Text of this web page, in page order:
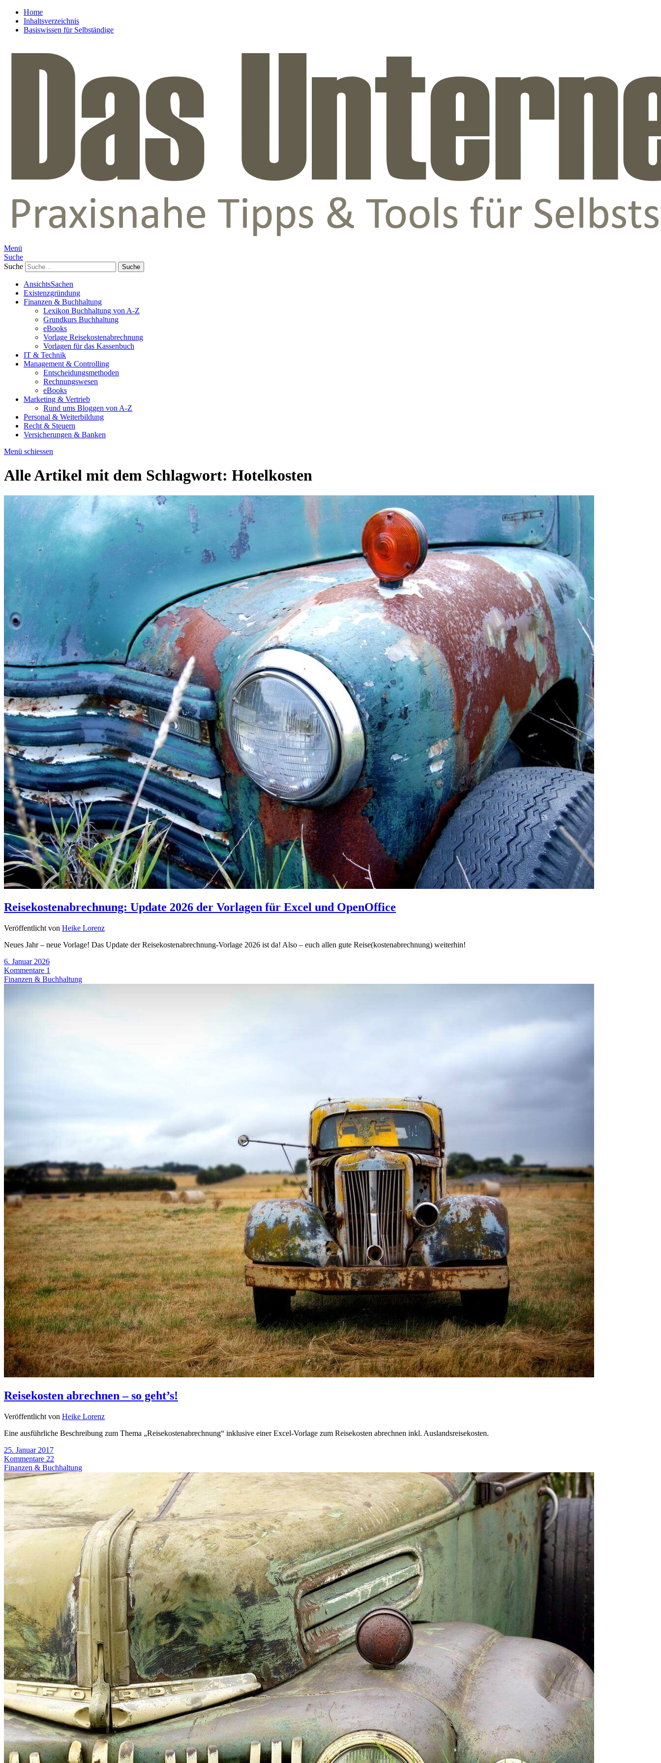
Home
Inhaltsverzeichnis
Basiswissen für Selbständige
Menü
Suche
Suche
AnsichtsSachen
Existenzgründung
Finanzen & Buchhaltung
Lexikon Buchhaltung von A-Z
Grundkurs Buchhaltung
eBooks
Vorlage Reisekostenabrechnung
Vorlagen für das Kassenbuch
IT & Technik
Management & Controlling
Entscheidungsmethoden
Rechnungswesen
eBooks
Marketing & Vertrieb
Rund ums Bloggen von A-Z
Personal & Weiterbildung
Recht & Steuern
Versicherungen & Banken
Menü schiessen
Alle Artikel mit dem Schlagwort: Hotelkosten
Reisekostenabrechnung: Update 2026 der Vorlagen für Excel und OpenOffice
Veröffentlicht von Heike Lorenz
Neues Jahr – neue Vorlage! Das Update der Reisekostenabrechnung-Vorlage 2026 ist da! Also – euch allen gute Reise(kostenabrechnung) weiterhin!
6. Januar 2026
Kommentare 1
Finanzen & Buchhaltung
Reisekosten abrechnen – so geht’s!
Veröffentlicht von Heike Lorenz
Eine ausführliche Beschreibung zum Thema „Reisekostenabrechnung“ inklusive einer Excel-Vorlage zum Reisekosten abrechnen inkl. Auslandsreisekosten.
25. Januar 2017
Kommentare 22
Finanzen & Buchhaltung